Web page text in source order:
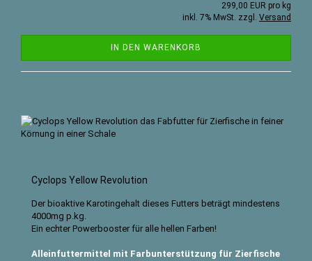
299,00 EUR pro kg
inkl. 7% MwSt. zzgl. Versand
IN DEN WARENKORB
Cyclops Yellow Revolution
Der bioaktive Karotingehalt dieses Futters beträgt mindestens
4000mg p.kg.
Ein echter Powerbooster für alle hellen Farben!
Alleinfuttermittel mit Farbunterstützung für Zierfische